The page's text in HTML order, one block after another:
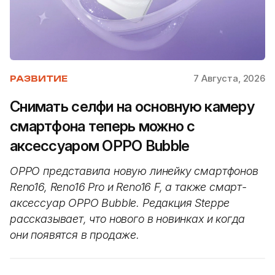
РАЗВИТИЕ 7 Августа, 2026
Снимать селфи на основную камеру
смартфона теперь можно с
аксессуаром OPPO Bubble
OPPO представила новую линейку смартфонов
Reno16, Reno16 Pro и Reno16 F, а также смарт-
аксессуар OPPO Bubble. Редакция Steppe
рассказывает, что нового в новинках и когда
они появятся в продаже.